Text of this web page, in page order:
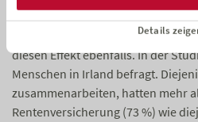
Details
des Maklerverbands
diesen Effekt ebenfalls. In der
Menschen in Irland befragt.
zusammenarbeiten, hatten mehr
Rentenversicherung (73 %) wie